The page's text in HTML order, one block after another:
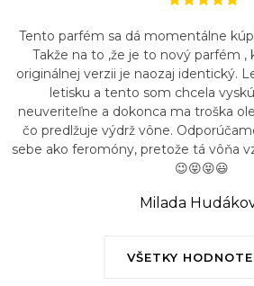
VŠETKY
Tento parfém sa dá momentálne
Takže na to ,že je to nový parfém
originálnej verzii je naozaj identický.
letisku a tento som chcela
neuveriteľne a dokonca ma troška
čo predlžuje výdrž vône.
sebe ako feromóny, pretože tá vôňa
😉😝😝😃
Milada